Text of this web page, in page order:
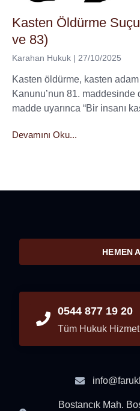
Kasten Öldürme
ve 83)
Karahan Hukuk 27/10/2025
Kasten öldürme, kasten
Kanunu’nun 81.
madde uyarınca “Bir insanı
Devamını Oku...
HEMEN
0544 877 19 20
Tüm Hukuk
Bostancık Mah.